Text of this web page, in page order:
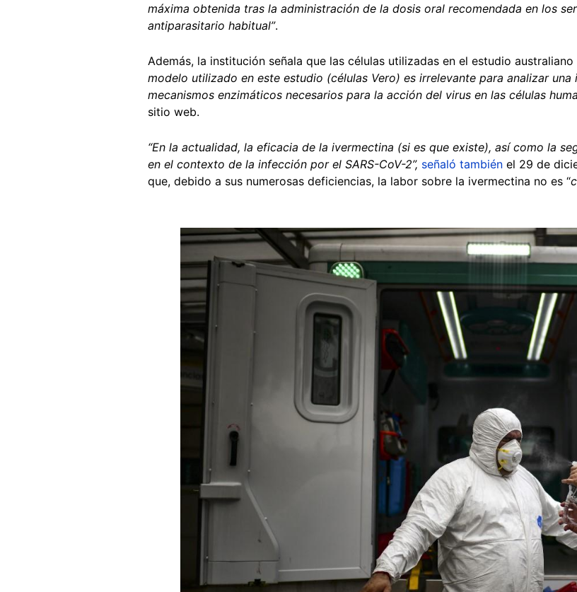
máxima obtenida tras la administración de la dosis oral recomendada en los
antiparasitario habitual”.
Además, la institución señala que las células utilizadas en el estudio
modelo utilizado en este estudio (células Vero) es irrelevante para analizar
mecanismos enzimáticos necesarios para la acción del virus en las células
sitio web.
“En la actualidad, la eficacia de la ivermectina (si es que existe), así como la
en el contexto de la infección por el SARS-CoV-2”, señaló también el 29 de
que, debido a sus numerosas deficiencias, la labor sobre la ivermectina no es “
Image